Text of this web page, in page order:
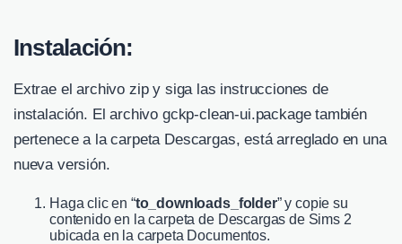
Instalación:
Extrae el archivo zip y siga las instrucciones de
instalación. El archivo gckp-clean-ui.package también
pertenece a la carpeta Descargas, está arreglado en una
nueva versión.
Haga clic en “to_downloads_folder” y copie su
contenido en la carpeta de Descargas de Sims 2
ubicada en la carpeta Documentos.